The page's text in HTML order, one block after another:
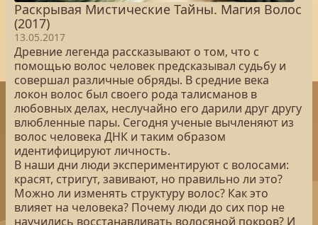
Раскрывая Мистические Тайны. Магия Волос
(2017)
13.05.2017
Древние легенда рассказывают о том, что с
помощью волос человек предсказывал судьбу и
совершал различные обряды. В средние века
локон волос был своего рода талисманов в
любовных делах, неслучайно его дарили друг другу
влюбленные пары. Сегодня ученые вычленяют из
волос человека ДНК и таким образом
идентифицируют личность.
В наши дни люди экспериментируют с волосами:
красят, стригут, завивают, но правильно ли это?
Можно ли изменять структуру волос? Как это
влияет на человека? Почему люди до сих пор не
научились восстанавливать волосяной покров? И